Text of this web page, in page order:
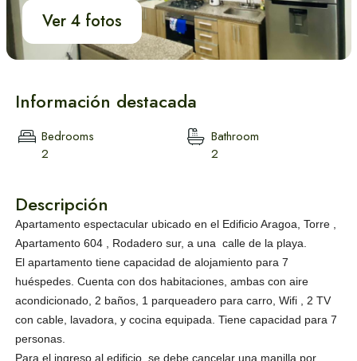
Ver 4 fotos
Información destacada
Bedrooms
2
Bathroom
2
Descripción
Apartamento espectacular ubicado en el Edificio Aragoa, Torre ,
Apartamento 604 , Rodadero sur, a una calle de la playa.
El apartamento tiene capacidad de alojamiento para 7
huéspedes. Cuenta con dos habitaciones, ambas con aire
acondicionado, 2 baños, 1 parqueadero para carro, Wifi , 2 TV
con cable, lavadora, y cocina equipada. Tiene capacidad para 7
personas.
Para el ingreso al edificio, se debe cancelar una manilla por